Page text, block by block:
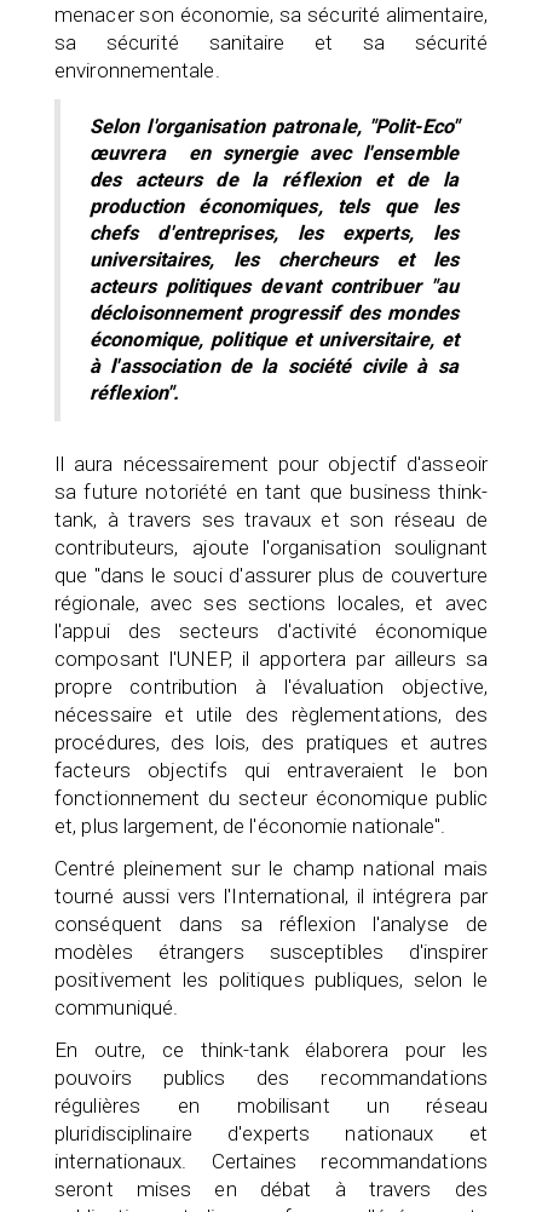
menacer son économie, sa sécurité alimentaire,
sa sécurité sanitaire et sa sécurité
environnementale.
Selon l'organisation patronale, "Polit-Eco"
œuvrera en synergie avec l'ensemble
des acteurs de la réflexion et de la
production économiques, tels que les
chefs d'entreprises, les experts, les
universitaires, les chercheurs et les
acteurs politiques devant contribuer "au
décloisonnement progressif des mondes
économique, politique et universitaire, et
à l'association de la société civile à sa
réflexion".
Il aura nécessairement pour objectif d'asseoir
sa future notoriété en tant que business think-
tank, à travers ses travaux et son réseau de
contributeurs, ajoute l'organisation soulignant
que "dans le souci d'assurer plus de couverture
régionale, avec ses sections locales, et avec
l'appui des secteurs d'activité économique
composant l'UNEP, il apportera par ailleurs sa
propre contribution à l'évaluation objective,
nécessaire et utile des règlementations, des
procédures, des lois, des pratiques et autres
facteurs objectifs qui entraveraient le bon
fonctionnement du secteur économique public
et, plus largement, de l'économie nationale".
Centré pleinement sur le champ national mais
tourné aussi vers l'International, il intégrera par
conséquent dans sa réflexion l'analyse de
modèles étrangers susceptibles d'inspirer
positivement les politiques publiques, selon le
communiqué.
En outre, ce think-tank élaborera pour les
pouvoirs publics des recommandations
régulières en mobilisant un réseau
pluridisciplinaire d'experts nationaux et
internationaux. Certaines recommandations
seront mises en débat à travers des